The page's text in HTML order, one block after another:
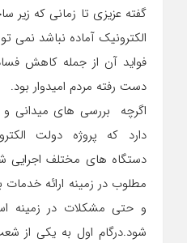
گفته عزیزی تا زمانی که زیر
الکترونیک آماده نباشد نمی
فواید آن از جمله کاهش
دست رفته مردم امیدوار بود.
اگرچه بررسی های میدانی
دارد که پروژه دولت
دستگاه های مختلف اجرایی
مطلوب در زمینه ارائه
و حتی مشکلات در زمینه
شود.درگام اول به یکی از